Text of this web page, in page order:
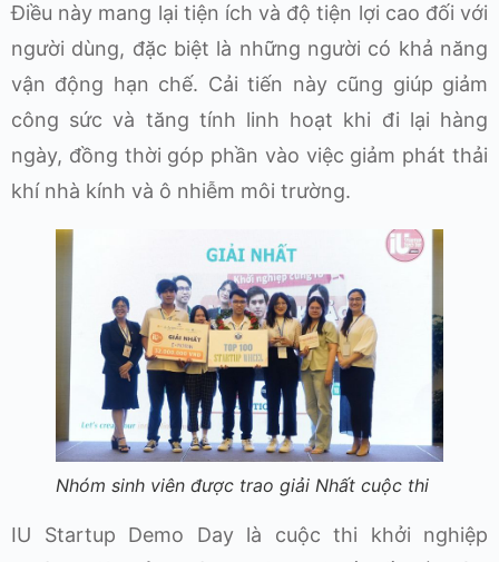
Điều này mang lại tiện ích và độ tiện lợi cao đối với
người dùng, đặc biệt là những người có khả năng
vận động hạn chế. Cải tiến này cũng giúp giảm
công sức và tăng tính linh hoạt khi đi lại hàng
ngày, đồng thời góp phần vào việc giảm phát thải
khí nhà kính và ô nhiễm môi trường.
Nhóm sinh viên được trao giải Nhất cuộc thi
IU Startup Demo Day là cuộc thi khởi nghiệp